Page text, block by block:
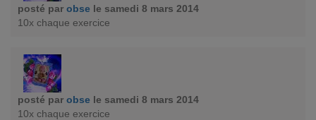
posté par obse le samedi 8 mars 2014
10x chaque exercice
posté par obse le samedi 8 mars 2014
10x chaque exercice